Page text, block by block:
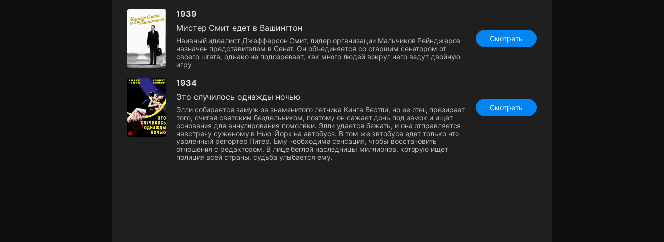
1939
Мистер Смит едет в Вашингтон
Наивный идеалист Джефферсон Смит, лидер организации Мальчиков Рейнджеров
назначен представителем в Сенат. Он объединяется со старшим сенатором от
своего штата, однако не подозревает, как много людей вокруг него ведут двойную
игру
Смотреть
1934
Это случилось однажды ночью
Элли собирается замуж за знаменитого летчика Кинга Вестли, но ее отец презирает
того, считая светским бездельником, поэтому он сажает дочь под замок и ищет
основания для аннулирования помолвки. Элли удается бежать, и она отправляется
навстречу суженому в Нью-Йорк на автобусе. В том же автобусе едет только что
уволенный репортер Питер. Ему необходима сенсация, чтобы восстановить
отношения с редактором. В лице беглой наследницы миллионов, которую ищет
полиция всей страны, судьба улыбается ему.
Смотреть